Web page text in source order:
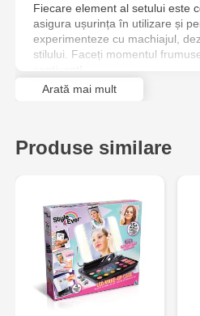
Fiecare element al setului este
asigura ușurința în utilizare și
experimenteze cu machiajul,
stilului. Faceți momentul
Arată mai mult
Produse similare